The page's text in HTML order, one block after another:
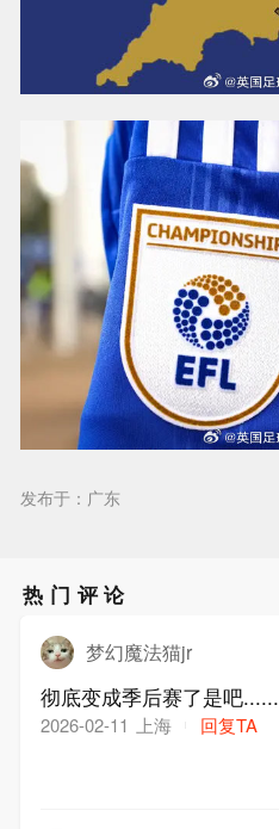
发布于：广东
热门评论
梦幻魔法猫jr
彻底变成季后赛了是吧......
2026-02-11 上海 回复TA